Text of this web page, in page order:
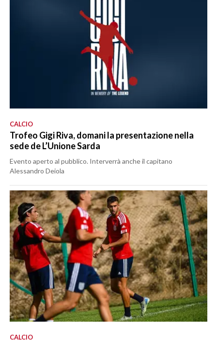
CALCIO
Trofeo Gigi Riva, domani la presentazione nella
sede de L’Unione Sarda
Evento aperto al pubblico. Interverrà anche il capitano
Alessandro Deiola
CALCIO